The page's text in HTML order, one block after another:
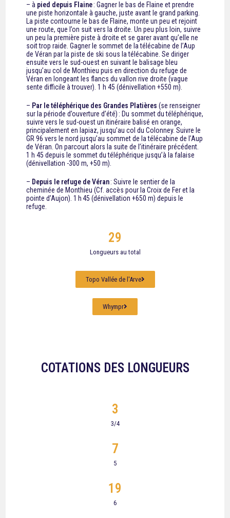
– à pied depuis Flaine: Gagner le bas de Flaine et prendre
une piste horizontale à gauche, juste avant le grand parking.
La piste contourne le bas de Flaine, monte un peu et rejoint
une route, que l’on suit vers la droite. Un peu plus loin, suivre
un peu la première piste à droite et se garer avant qu’elle ne
soit trop raide. Gagner le sommet de la télécabine de l’Aup
de Véran par la piste de ski sous la télécabine. Se diriger
ensuite vers le sud-ouest en suivant le balisage bleu
jusqu’au col de Monthieu puis en direction du refuge de
Véran en longeant les flancs du vallon rive droite (vague
sente difficile à trouver). 1 h 45 (dénivellation +550 m).
– Par le téléphérique des Grandes Platières (se renseigner
sur la période d’ouverture d’été) : Du sommet du téléphérique,
suivre vers le sud-ouest un itinéraire balisé en orange,
principalement en lapiaz, jusqu’au col du Colonney. Suivre le
GR 96 vers le nord jusqu’au sommet de la télécabine de l’Aup
de Véran. On parcourt alors la suite de l’itinéraire précédent.
1 h 45 depuis le sommet du téléphérique jusqu’à la falaise
(dénivellation -300 m, +50 m).
– Depuis le refuge de Véran: Suivre le sentier de la
cheminée de Monthieu (Cf. accès pour la Croix de Fer et la
pointe d’Aujon). 1 h 45 (dénivellation +650 m) depuis le
refuge.
Longueurs au total
29
Topo Vallée de l'Arve
Whympr
COTATIONS DES LONGUEURS
3/4
3
5
7
6
19